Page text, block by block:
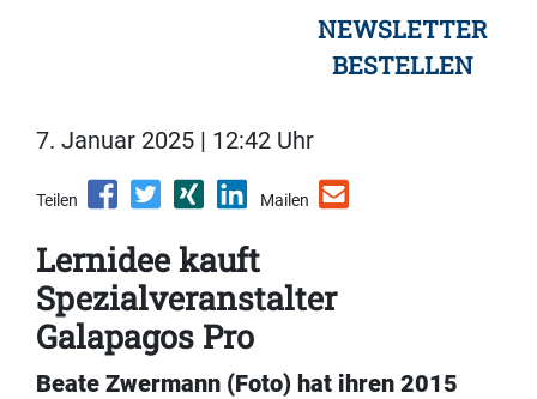
NEWSLETTER
BESTELLEN
7. Januar 2025 | 12:42 Uhr
Teilen Mailen
Lernidee kauft
Spezialveranstalter
Galapagos Pro
Beate Zwermann (Foto) hat ihren 2015